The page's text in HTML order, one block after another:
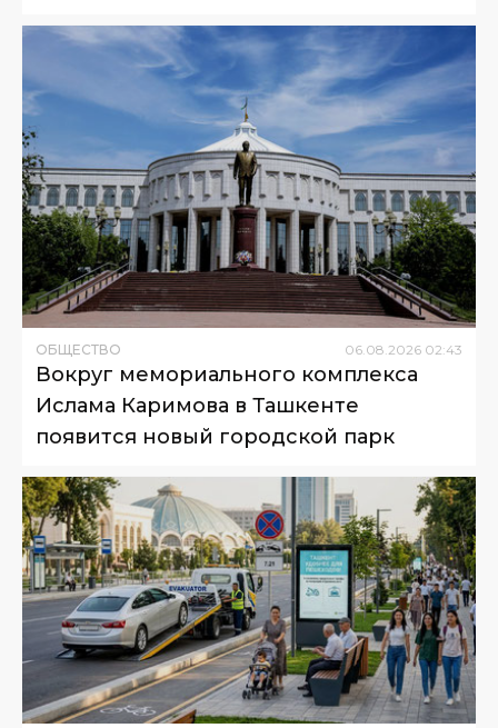
ОБЩЕСТВО 06 08 2026 02:43
Вокруг мемориального комплекса
Ислама Каримова в Ташкенте
появится новый городской парк